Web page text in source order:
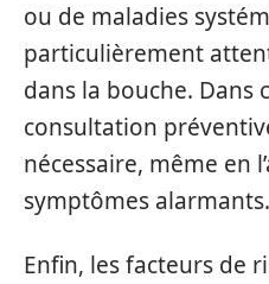
ou de maladies
particulièrement
dans la bouche. Dans
consultation
nécessaire, même en
symptômes alarmants.
Enfin, les facteurs de